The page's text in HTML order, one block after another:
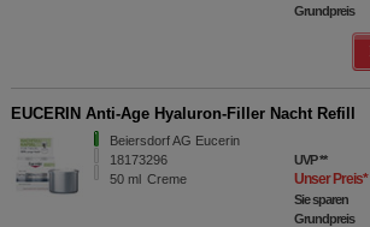
Grundpreis
EUCERIN Anti-Age Hyaluron-Filler Nacht Refill
Beiersdorf AG Eucerin
18173296
50 ml Creme
UVP**
Unser Preis*
Sie sparen
Grundpreis